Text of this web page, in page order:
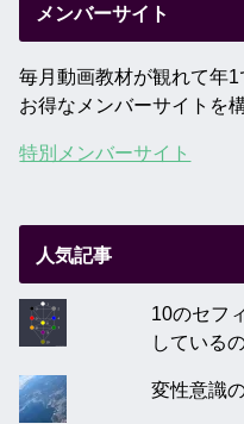
メンバーサイト
毎月動画教材が観れて年
お得なメンバーサイトを
特別メンバーサイト
人気記事
10のセフ
している
変性意識